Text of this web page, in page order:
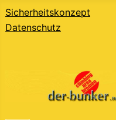
Sicherheitskonzept
Datenschutz